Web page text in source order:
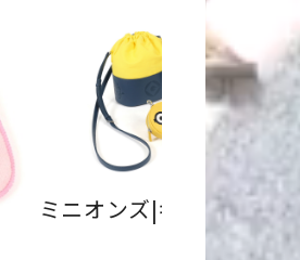
ミニオンズ|キタムラコラ